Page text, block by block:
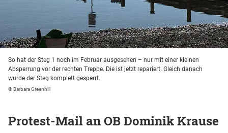
So hat der Steg 1 noch im Februar ausgesehen – nur mit einer kleinen
Absperrung vor der rechten Treppe. Die ist jetzt repariert. Gleich danach
wurde der Steg komplett gesperrt.
© Barbara Greenhill
Protest-Mail an OB Dominik Krause